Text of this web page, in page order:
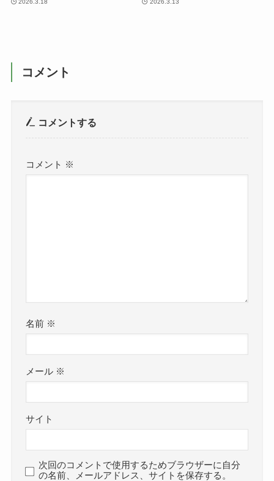
2026.3.18 2026.3.13
コメント
コメントする
コメント ※
名前 ※
メール ※
サイト
次回のコメントで使用するためブラウザーに自分
の名前、メールアドレス、サイトを保存する。